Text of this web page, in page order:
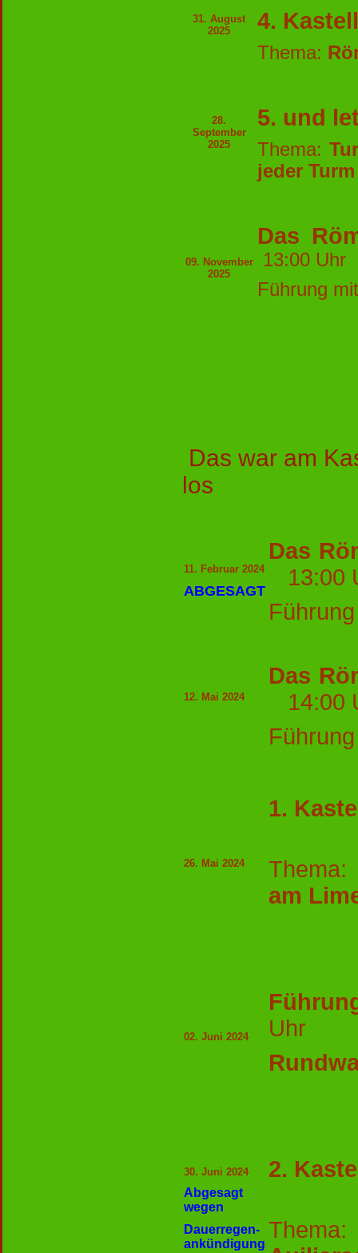
31. August
2025
4.
Thema:
28.
September
2025
5. und
Thema:
jeder Turm
09. November
2025
Das
13:00
Führung
Das war am
los
11. Februar 2024
ABGESAGT
Das
12. Mai 2024
Das
26. Mai 2024
1.
am
02. Juni 2024
Uhr
30. Juni 2024
Abgesagt
wegen
Dauerregen-
ankündigung
2.